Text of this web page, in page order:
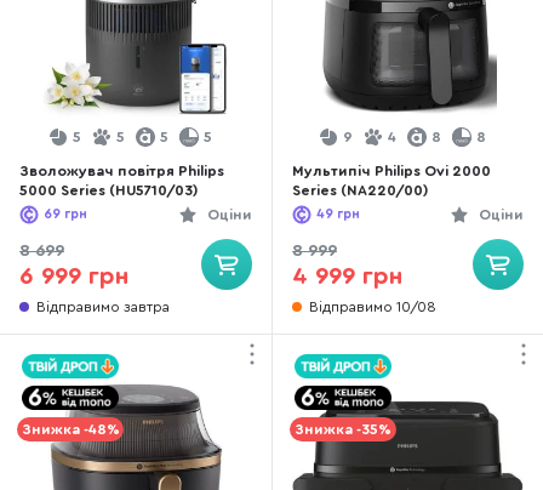
5 5 5 5
Зволожувач повітря Philips
5000 Series (HU5710/03)
Оціни
69 грн
8 699
6 999 грн
Відправимо завтра
9 4 8 8
Мультипіч Philips Ovi 2000
Series (NA220/00)
Оціни
49 грн
8 999
4 999 грн
Відправимо 10/08
Знижка -48% Знижка -35%